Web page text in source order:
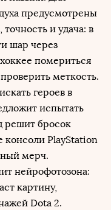
предусмотрены
и удача: в
шар через
помериться
меткость.
героев в
испытать
решит бросок
консоли PlayStation
мерч.
нейрофотозона:
картину,
Dota 2.